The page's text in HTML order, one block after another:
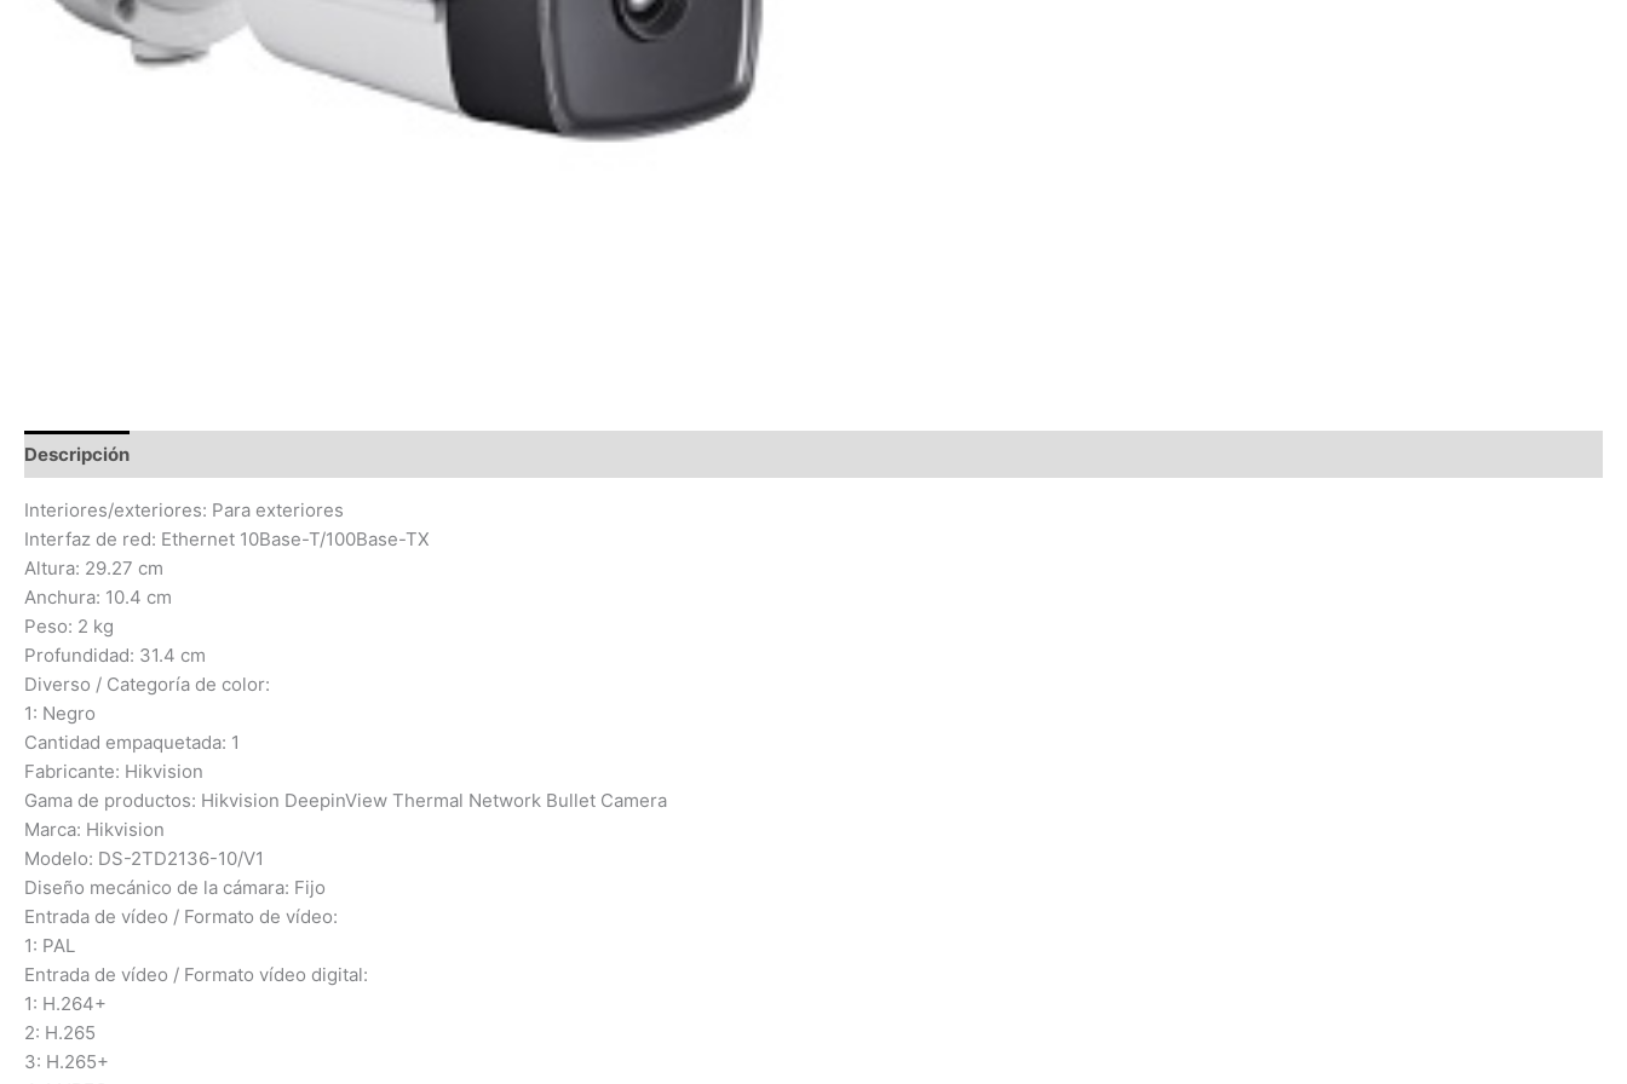
Descripción
Interiores/exteriores: Para exteriores
Interfaz de red: Ethernet 10Base-T/100Base-TX
Altura: 29.27 cm
Anchura: 10.4 cm
Peso: 2 kg
Profundidad: 31.4 cm
Diverso / Categoría de color:
1: Negro
Cantidad empaquetada: 1
Fabricante: Hikvision
Gama de productos: Hikvision DeepinView Thermal Network Bullet Camera
Marca: Hikvision
Modelo: DS-2TD2136-10/V1
Diseño mecánico de la cámara: Fijo
Entrada de vídeo / Formato de vídeo:
1: PAL
Entrada de vídeo / Formato vídeo digital:
1: H.264+
2: H.265
3: H.265+